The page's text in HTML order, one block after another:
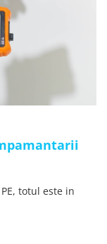
totul este in